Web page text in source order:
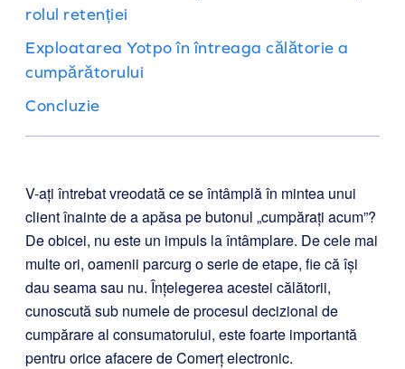
rolul retenției
Exploatarea Yotpo în întreaga călătorie a
cumpărătorului
Concluzie
V-ați întrebat vreodată ce se întâmplă în mintea unui
client înainte de a apăsa pe butonul „cumpărați acum”?
De obicei, nu este un impuls la întâmplare. De cele mai
multe ori, oamenii parcurg o serie de etape, fie că își
dau seama sau nu. Înțelegerea acestei călătorii,
cunoscută sub numele de procesul decizional de
cumpărare al consumatorului, este foarte importantă
pentru orice afacere de Comerț electronic.